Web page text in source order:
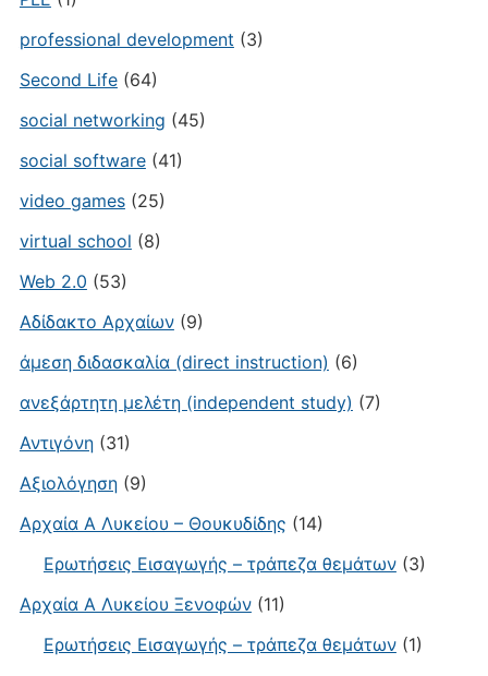
professional development (3)
Second Life(64)
social networking (45)
social software(41)
video games(25)
virtual school (8)
Web 2.0 (53)
Αδίδακτο Αρχαίων(9)
άμεση διδασκαλία (direct instruction) (6)
ανεξάρτητη μελέτη (independent study) (7)
Αντιγόνη(31)
Αξιολόγηση(9)
Αρχαία Α Λυκείου – Θουκυδίδης (14)
Ερωτήσεις Εισαγωγής – τράπεζα θεμάτων(3)
Αρχαία Α Λυκείου Ξενοφών(11)
Ερωτήσεις Εισαγωγής – τράπεζα θεμάτων(1)